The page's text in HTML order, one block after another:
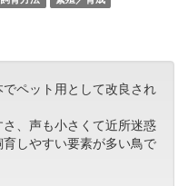
ペット用として改良され
、声も小さくて近所迷惑
しやすい要素が多い鳥で